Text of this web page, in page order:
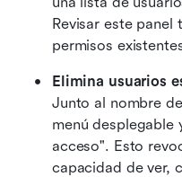
Revisar este panel
permisos
Elimina usuarios
Junto al nombre
menú desplegable
acceso". Esto
capacidad de ver,